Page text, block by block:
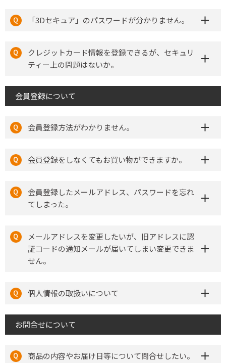
「3Dセキュア」のパスワードが分かりません。
クレジットカード情報を登録できるが、セキュリ
ティー上の問題はないか。
会員登録について
会員登録方法がわかりません。
会員登録をしなくてもお買い物ができますか。
会員登録したメールアドレス、パスワードを忘れ
てしまった。
メールアドレスを変更したいが、旧アドレスに認
証コードの通知メールが届いてしまい変更できま
せん。
個人情報の取扱いについて
お問合せについて
商品の内容やお届け日等について問合せしたい。